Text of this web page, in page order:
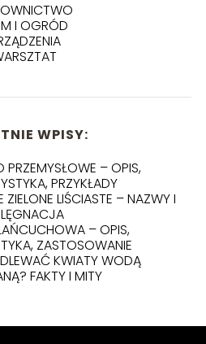
I OGRÓD
WPISY:
– OPIS,
PRZYKŁADY
LIŚCIASTE – NAZWY I
– OPIS,
ZASTOSOWANIE
KWIATY WODĄ
FAKTY I MITY